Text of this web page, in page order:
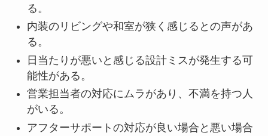
る。
内装のリビングや和室が狭く感じるとの声があ
る。
日当たりが悪いと感じる設計ミスが発生する可
能性がある。
営業担当者の対応にムラがあり、不満を持つ人
がいる。
アフターサポートの対応が良い場合と悪い場合